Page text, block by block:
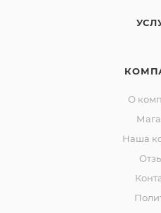
О
Наша